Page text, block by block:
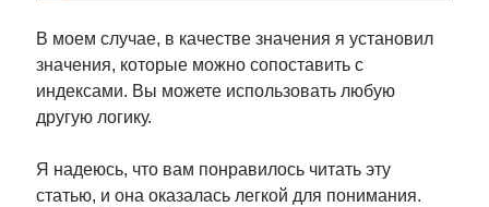
В моем случае, в качестве значения я установил
значения, которые можно сопоставить с
индексами. Вы можете использовать любую
другую логику.
Я надеюсь, что вам понравилось читать эту
статью, и она оказалась легкой для понимания.